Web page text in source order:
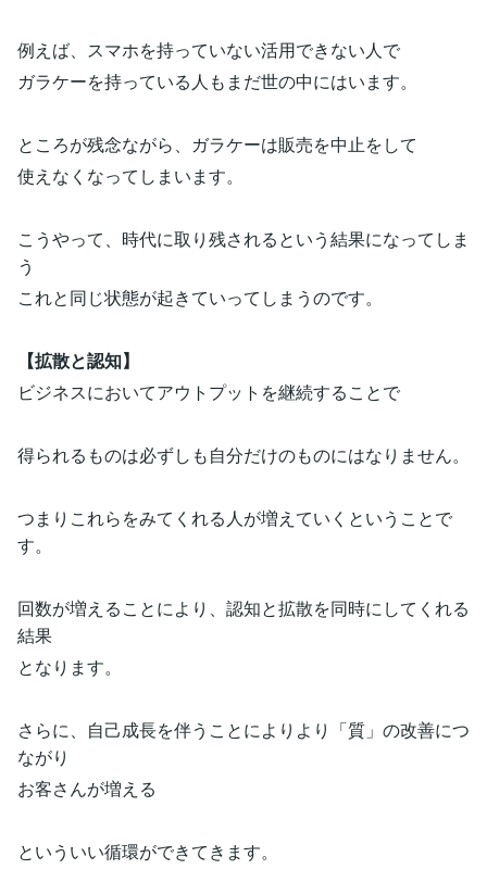
例えば、スマホを持っていない活用できない人で
ガラケーを持っている人もまだ世の中にはいます。
ところが残念ながら、ガラケーは販売を中止をして
使えなくなってしまいます。
こうやって、時代に取り残されるという結果になってしま
う
これと同じ状態が起きていってしまうのです。
【拡散と認知】
ビジネスにおいてアウトプットを継続することで
得られるものは必ずしも自分だけのものにはなりません。
つまりこれらをみてくれる人が増えていくということで
す。
回数が増えることにより、認知と拡散を同時にしてくれる
結果
となります。
さらに、自己成長を伴うことによりより「質」の改善につ
ながり
お客さんが増える
といういい循環ができてきます。